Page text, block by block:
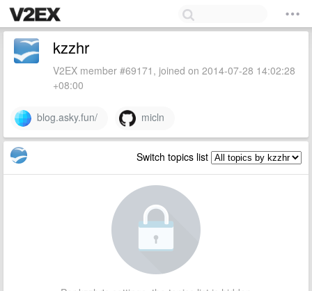
kzzhr
V2EX member #69171, joined on 2014-07-28 14:02:28
+08:00
blog.asky.fun/ micln
Switch topics list